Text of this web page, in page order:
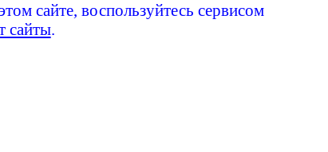
сайте, воспользуйтесь сервисом
сайты.